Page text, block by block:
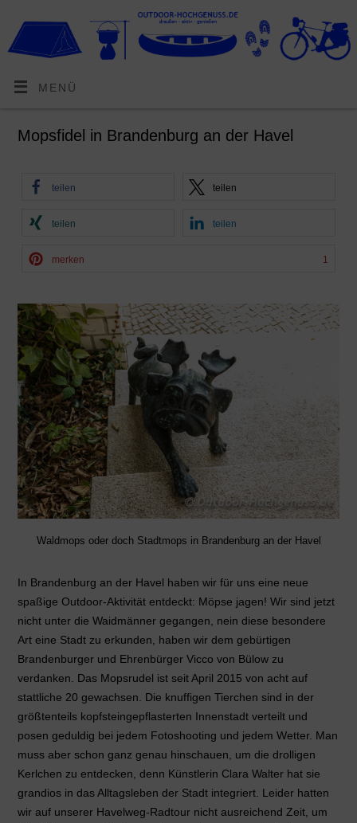
MENÜ
Mopsfidel in Brandenburg an der Havel
teilen teilen
teilen teilen
merken 1
Waldmops oder doch Stadtmops in Brandenburg an der Havel
In Brandenburg an der Havel haben wir für uns eine neue
spaßige Outdoor-Aktivität entdeckt: Möpse jagen! Wir sind jetzt
nicht unter die Waidmänner gegangen, nein diese besondere
Art eine Stadt zu erkunden, haben wir dem gebürtigen
Brandenburger und Ehrenbürger Vicco von Bülow zu
verdanken. Das Mopsrudel ist seit April 2015 von acht auf
stattliche 20 gewachsen. Die knuffigen Tierchen sind in der
größtenteils kopfsteingepflasterten Innenstadt verteilt und
posen geduldig bei jedem Fotoshooting und jedem Wetter. Man
muss aber schon ganz genau hinschauen, um die drolligen
Kerlchen zu entdecken, denn Künstlerin Clara Walter hat sie
grandios in das Alltagsleben der Stadt integriert. Leider hatten
wir auf unserer Havelweg-Radtour nicht ausreichend Zeit, um